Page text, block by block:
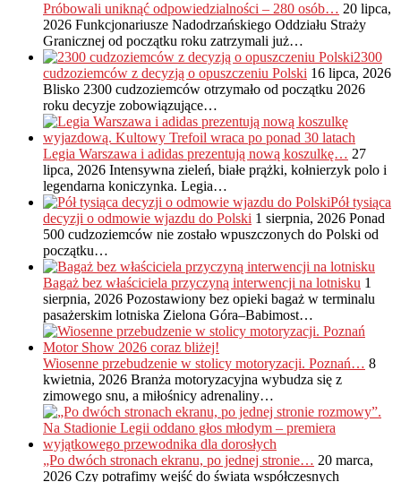
Próbowali uniknąć odpowiedzialności – 280 osób… 20 lipca,
2026 Funkcjonariusze Nadodrzańskiego Oddziału Straży
Granicznej od początku roku zatrzymali już…
2300
cudzoziemców z decyzją o opuszczeniu Polski 16 lipca, 2026
Blisko 2300 cudzoziemców otrzymało od początku 2026
roku decyzje zobowiązujące…
Legia Warszawa i adidas prezentują nową koszulkę… 27
lipca, 2026 Intensywna zieleń, białe prążki, kołnierzyk polo i
legendarna koniczynka. Legia…
Pół tysiąca
decyzji o odmowie wjazdu do Polski 1 sierpnia, 2026 Ponad
500 cudzoziemców nie zostało wpuszczonych do Polski od
początku…
Bagaż bez właściciela przyczyną interwencji na lotnisku 1
sierpnia, 2026 Pozostawiony bez opieki bagaż w terminalu
pasażerskim lotniska Zielona Góra–Babimost…
Wiosenne przebudzenie w stolicy motoryzacji. Poznań… 8
kwietnia, 2026 Branża motoryzacyjna wybudza się z
zimowego snu, a miłośnicy adrenaliny…
„Po dwóch stronach ekranu, po jednej stronie… 20 marca,
2026 Czy potrafimy wejść do świata współczesnych